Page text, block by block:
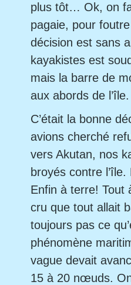
plus tôt… Ok, on
pagaie, pour
décision est sans
kayakistes est
mais la barre de
aux abords de l’île.
C’était la bonne
avions cherché
vers Akutan, nos
broyés contre
Enfin à terre! Tout
cru que tout allait
toujours pas ce
phénomène
vague devait
15 à 20 nœuds.